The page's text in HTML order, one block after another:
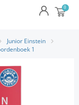
Junior Einstein
1